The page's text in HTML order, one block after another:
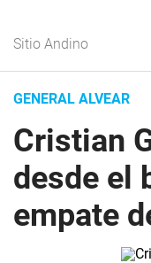
Sitio Andino
GENERAL ALVEAR
Cristian
desde el
empate